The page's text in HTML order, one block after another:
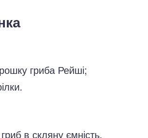
гриба Рейші;
в скляну ємність.